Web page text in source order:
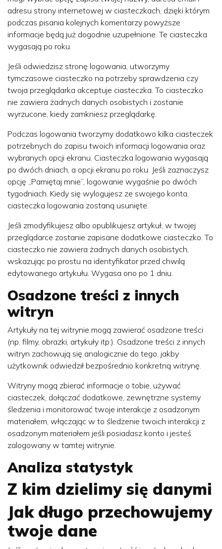
adresu strony internetowej w ciasteczkach, dzięki którym
podczas pisania kolejnych komentarzy powyższe
informacje będą już dogodnie uzupełnione. Te ciasteczka
wygasają po roku.
Jeśli odwiedzisz stronę logowania, utworzymy
tymczasowe ciasteczko na potrzeby sprawdzenia czy
twoja przeglądarka akceptuje ciasteczka. To ciasteczko
nie zawiera żadnych danych osobistych i zostanie
wyrzucone, kiedy zamkniesz przeglądarkę.
Podczas logowania tworzymy dodatkowo kilka ciasteczek
potrzebnych do zapisu twoich informacji logowania oraz
wybranych opcji ekranu. Ciasteczka logowania wygasają
po dwóch dniach, a opcji ekranu po roku. Jeśli zaznaczysz
opcję „Pamiętaj mnie”, logowanie wygaśnie po dwóch
tygodniach. Kiedy się wylogujesz ze swojego konta,
ciasteczka logowania zostaną usunięte.
Jeśli zmodyfikujesz albo opublikujesz artykuł, w twojej
przeglądarce zostanie zapisane dodatkowe ciasteczko. To
ciasteczko nie zawiera żadnych danych osobistych,
wskazując po prostu na identyfikator przed chwilą
edytowanego artykułu. Wygasa ono po 1 dniu.
Osadzone treści z innych
witryn
Artykuły na tej witrynie mogą zawierać osadzone treści
(np. filmy, obrazki, artykuły itp.). Osadzone treści z innych
witryn zachowują się analogicznie do tego, jakby
użytkownik odwiedził bezpośrednio konkretną witrynę.
Witryny mogą zbierać informacje o tobie, używać
ciasteczek, dołączać dodatkowe, zewnętrzne systemy
śledzenia i monitorować twoje interakcje z osadzonym
materiałem, włączając w to śledzenie twoich interakcji z
osadzonym materiałem jeśli posiadasz konto i jesteś
zalogowany w tamtej witrynie.
Analiza statystyk
Z kim dzielimy się danymi
Jak długo przechowujemy
twoje dane